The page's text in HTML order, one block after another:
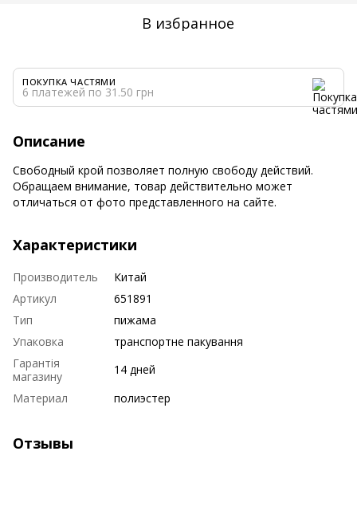
В избранное
ПОКУПКА ЧАСТЯМИ
6 платежей по 31.50 грн
Описание
Свободный крой позволяет полную свободу действий.
Обращаем внимание, товар действительно может
отличаться от фото представленного на сайте.
Характеристики
Производитель
Китай
Артикул
651891
Тип
пижама
Упаковка
транспортне пакування
Гарантія
магазину
14 дней
Материал
полиэстер
Отзывы